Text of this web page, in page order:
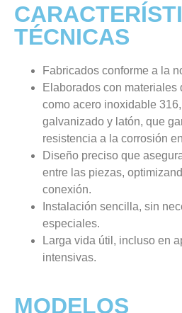
TÉCNICAS
Fabricados conforme a la
Elaborados con materiales
como acero inoxidable
galvanizado y latón, que
resistencia a la corrosión
Diseño preciso que
entre las piezas,
conexión.
Instalación sencilla, sin
especiales.
Larga vida útil, incluso en
intensivas.
MODELOS